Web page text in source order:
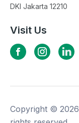
DKI Jakarta 12210
Visit Us
Copyright © 2026